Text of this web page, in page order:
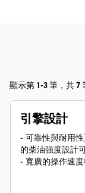
顯示第 1-3 筆，共 7
引擎設計
- 可靠性與耐用
的柴油強度設計
- 寬廣的操作速